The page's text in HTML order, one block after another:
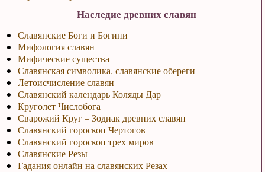
Наследие древних славян
Славянские Боги и Богини
Мифология славян
Мифические существа
Славянская символика, славянские обереги
Летоисчисление славян
Славянский календарь Коляды Дар
Круголет Числобога
Сварожий Круг – Зодиак древних славян
Славянский гороскоп Чертогов
Славянский гороскоп трех миров
Славянские Резы
Гадания онлайн на славянских Резах